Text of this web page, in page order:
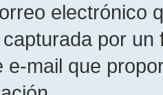
electrónico
por
e-mail que